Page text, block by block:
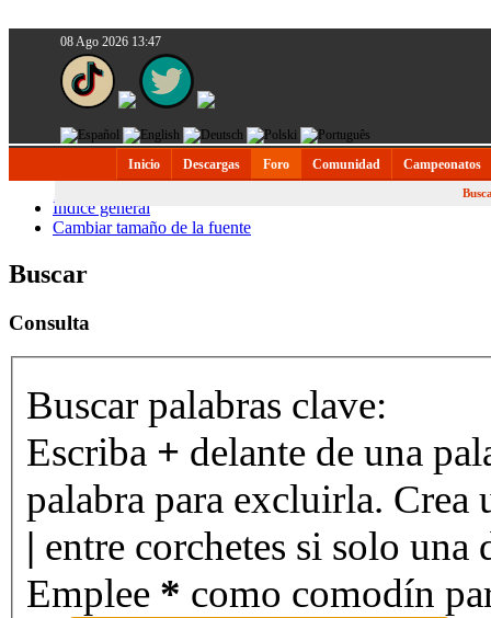
08 Ago 2026 13:47
Inicio Descargas Foro Comunidad Campeonatos
Índice general
Cambiar tamaño de la fuente
Buscar
Consulta
Buscar palabras clave:
Escriba + delante de una
palabra para excluirla. Crea
| entre corchetes si solo una
Emplee * como comodín